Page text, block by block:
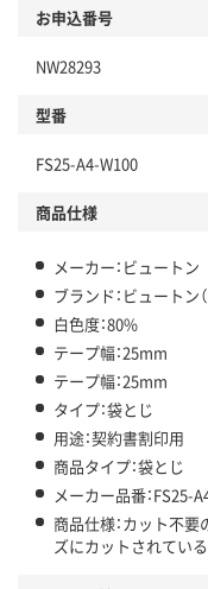
お申込番号
NW28293
型番
FS25-A4-W100
商品仕様
メーカー：ビュートン
ブランド：ビュートン
白色度：80%
テープ幅：25mm
テープ幅：25mm
タイプ：袋とじ
用途：契約書割印用
商品タイプ：袋とじ
メーカー品番：FS25-
商品仕様：カット不
ズにカットされてい